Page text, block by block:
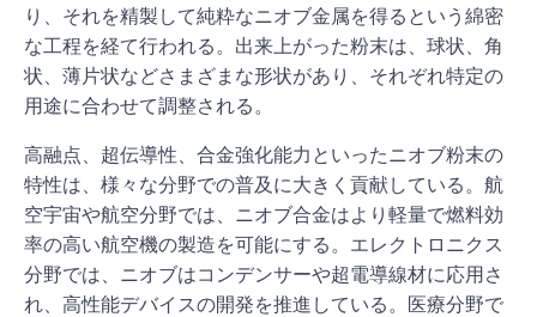
り、それを精製して純粋なニオブ金属を得るという綿密
な工程を経て行われる。出来上がった粉末は、球状、角
状、薄片状などさまざまな形状があり、それぞれ特定の
用途に合わせて調整される。
高融点、超伝導性、合金強化能力といったニオブ粉末の
特性は、様々な分野での普及に大きく貢献している。航
空宇宙や航空分野では、ニオブ合金はより軽量で燃料効
率の高い航空機の製造を可能にする。エレクトロニクス
分野では、ニオブはコンデンサーや超電導線材に応用さ
れ、高性能デバイスの開発を推進している。医療分野で